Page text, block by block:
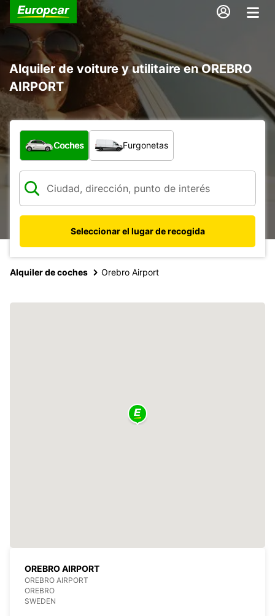
Alquiler de voiture y utilitaire en OREBRO
AIRPORT
¿Qué tipo de vehículo?
Coches Furgonetas
Seleccionar el lugar de recogida
Alquiler de coches Orebro Airport
OREBRO AIRPORT
OREBRO AIRPORT
OREBRO
SWEDEN